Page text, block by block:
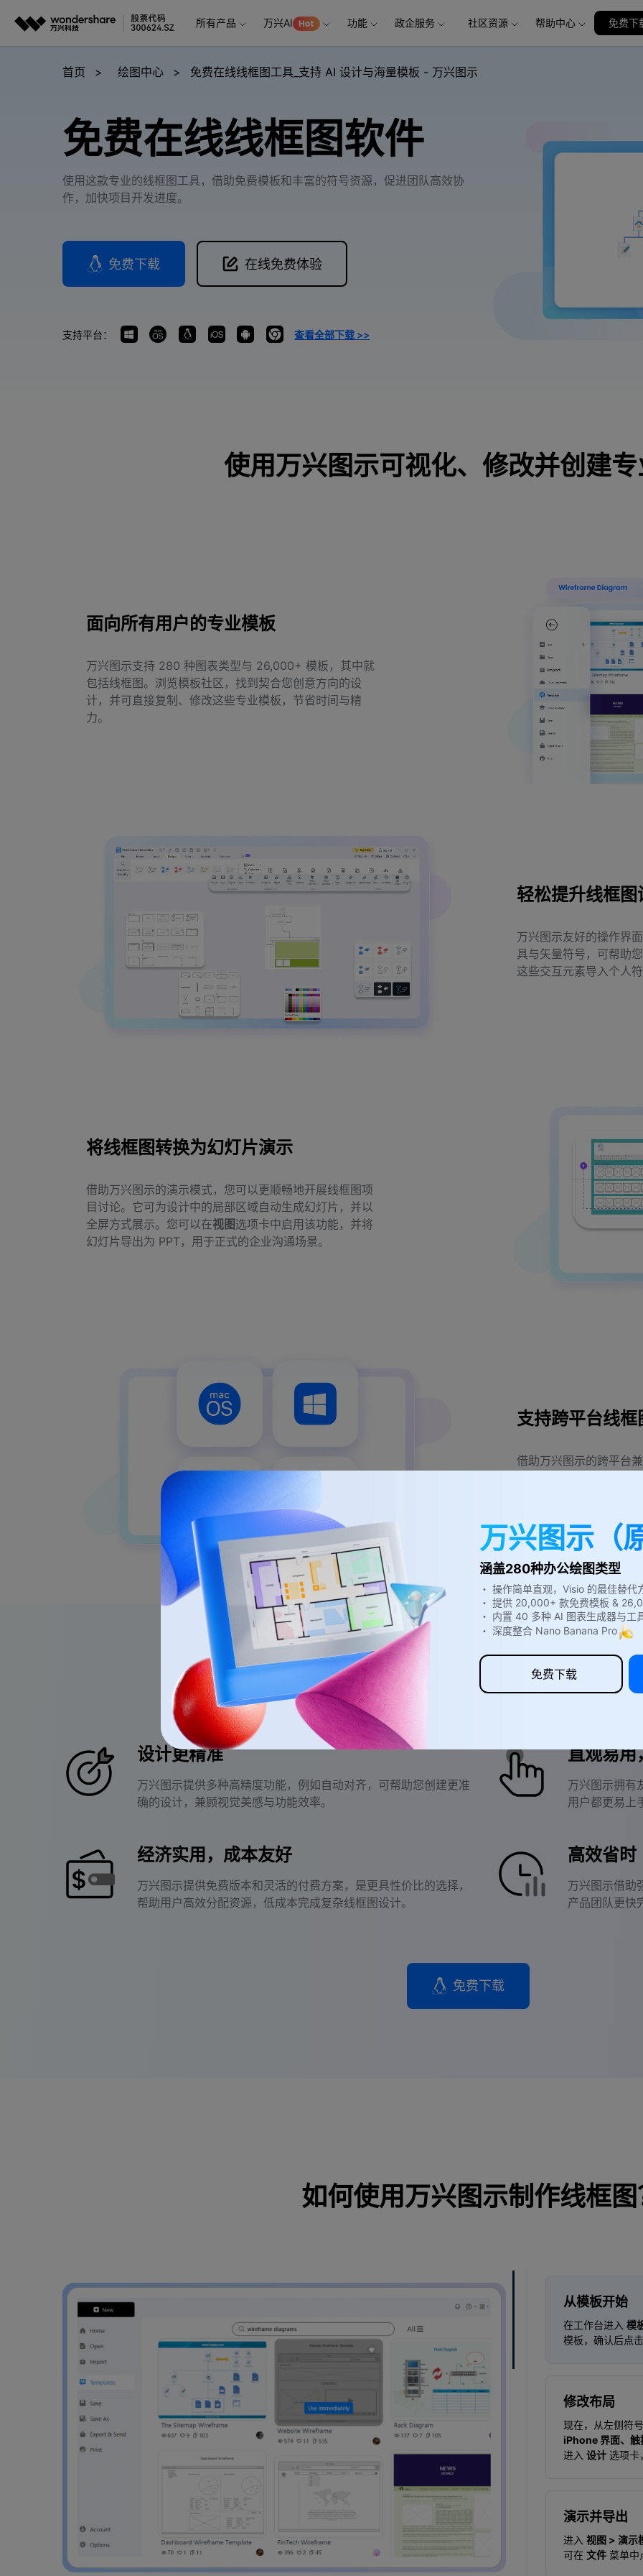
推荐产品
万兴剧厂
AI驱动的一站式精品影视内容创作平台
万兴喵影
AI赋能，你也是剪辑大师
Wondershare SelfyzAI
万兴图示
一站式办公绘图利器
万兴脑图
基于云的跨端思维导图软件
万兴PDF
秒会的全能PDF编辑神器
万兴HiPDF
一站式在线PDF解决方案
简单高效的数据管理软件
政企服务
代理商
客户案例
创意绘图
电力资源
新闻中心 关于万兴 加入我们
所有产品 万兴AI 功能 政企服务 社区资源 帮助中心 免费下
首页 > 绘图中心 > 免费在线线框图工具_支持 AI 设计与海量模板 - 万兴图示
免费在线线框图软件
使用这款专业的线框图工具，借助免费模板和丰富的符号资源，促进团队高效协
作，加快项目开发进度。
免费下载 在线免费体验
支持平台： 查看全部下载 >>
使用万兴图示可视化、修改并创建
面向所有用户的专业模板
万兴图示支持 280 种图表类型与 26,000+ 模板，其中就
包括线框图。浏览模板社区，找到契合您创意方向的设
计，并可直接复制、修改这些专业模板，节省时间与精
力。
轻松提升线框图
万兴图示友好的操作界
具与矢量符号，可帮助
这些交互元素导入个人
将线框图转换为幻灯片演示
借助万兴图示的演示模式，您可以更顺畅地开展线框图项
目讨论。它可为设计中的局部区域自动生成幻灯片，并以
全屏方式展示。您可以在视图选项卡中启用该功能，并将
幻灯片导出为 PPT，用于正式的企业沟通场景。
支持跨平台线框
借助万兴图示的跨平台
为什么用户选择万兴图示？
设计更精准
万兴图示提供多种高精度功能，例如自动对齐，可帮助您创建更准
确的设计，兼顾视觉美感与功能效率。
直观易用
万兴图示拥有
用户都更易上
经济实用，成本友好
万兴图示提供免费版本和灵活的付费方案，是更具性价比的选择，
帮助用户高效分配资源，低成本完成复杂线框图设计。
高效省时
万兴图示借助
产品团队更快
免费下载
如何使用万兴图示制作线框
从模板开始
在工作台进入 模
模板，确认后点
修改布局
现在，从左侧符
iPhone 界面、触
进入 设计 选项卡
演示并导出
进入 视图 > 演示
可在 文件 菜单
万兴图示（
涵盖280种办公绘图类型
・ 操作简单直观，Visio 的最佳替代
・ 提供 20,000+ 款免费模板 &
・ 内置 40 多种 AI 图表生成器与工
・ 深度整合 Nano Banana Pro
免费下载